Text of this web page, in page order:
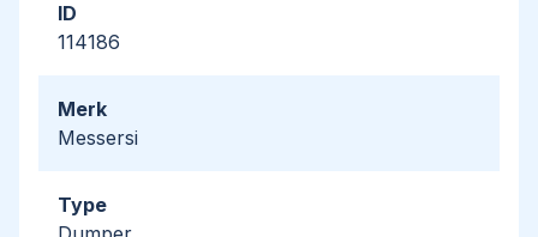
ID
114186
Merk
Messersi
Type